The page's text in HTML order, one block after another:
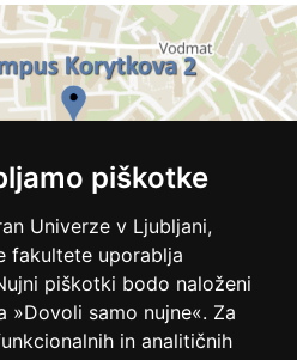
piškotke
Univerze v Ljubljani,
fakultete uporablja
piškotki bodo naloženi
»Dovoli samo nujne«. Za
in analitičnih